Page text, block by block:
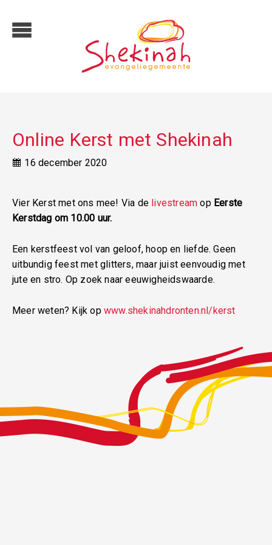
Online Kerst met Shekinah
16 december 2020
Vier Kerst met ons mee! Via de livestream op Eerste
Kerstdag om 10.00 uur.
Een kerstfeest vol van geloof, hoop en liefde. Geen
uitbundig feest met glitters, maar juist eenvoudig met
jute en stro. Op zoek naar eeuwigheidswaarde.
Meer weten? Kijk op www.shekinahdronten.nl/kerst